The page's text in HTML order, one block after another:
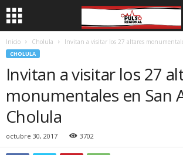
Inicio Cholula Invitan a visitar los 27 altares
CHOLULA
Invitan a visitar los 27
monumentales en San
Cholula
octubre 30, 2017 3702